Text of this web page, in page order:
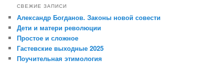
СВЕЖИЕ ЗАПИСИ
Александр Богданов. Законы новой совести
Дети и матери революции
Простое и сложное
Гастевские выходные 2025
Поучительная этимология